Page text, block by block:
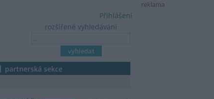
reklama
rozšířené vyhledávání
Přihlášení
partnerská sekce